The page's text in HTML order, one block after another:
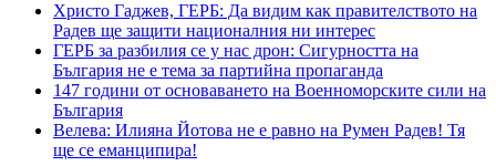
Христо Гаджев, ГЕРБ: Да видим как правителството на
Радев ще защити националния ни интерес
ГЕРБ за разбилия се у нас дрон: Сигурността на
България не е тема за партийна пропаганда
147 години от основаването на Военноморските сили на
България
Велева: Илияна Йотова не е равно на Румен Радев! Тя
ще се еманципира!